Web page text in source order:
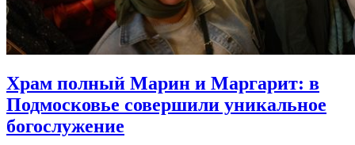
Храм полный Марин и Маргарит: в
Подмосковье совершили уникальное
богослужение